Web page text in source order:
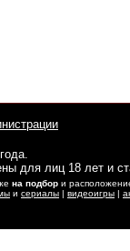
для лиц 18 лет и
на подбор и
и сериалы | видеоигры |